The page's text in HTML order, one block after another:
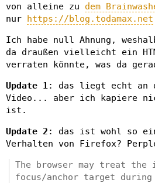
von alleine zu dem
nur https://blog.todamax.net
Ich habe null Ahnung,
da draußen vielleicht ein
verraten könnte, was da
Update 1: das liegt echt an
Video... aber ich kapiere
ist.
Update 2 : das ist wohl so
Verhalten von Firefox?
The browser may treat
focus/anchor target